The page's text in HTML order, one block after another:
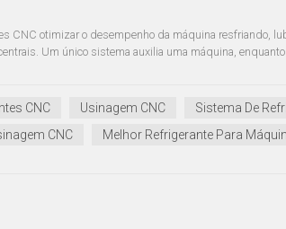
CNC otimizar o desempenho da máquina resfriando,
Um único sistema auxilia uma máquina,
CNC Usinagem CNC Sistema De
CNC
Melhor Refrigerante Para